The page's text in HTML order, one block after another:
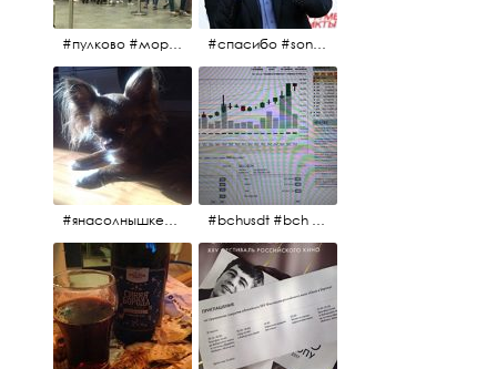
#пулково #море #песок #лето #морепесоксолнце #дваночи #спасибо #sony #nikon #oknofestivsl @alex_kurov #aplgallery
#янасолнышкележу #янасолнышкогляжу #чихуахуа #bchusdt #bch #usdt #sell #buy #exchange #markets #bitcoincash #cryptocurrency #pump